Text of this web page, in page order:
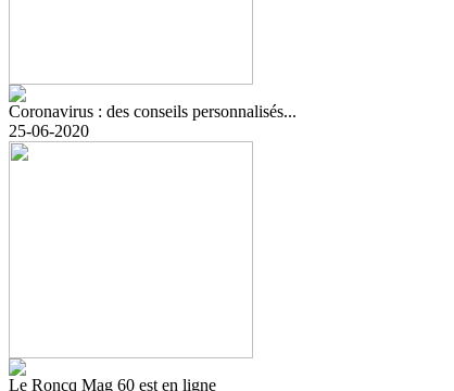
Coronavirus : des conseils personnalisés...
25-06-2020
Le Roncq Mag 60 est en ligne